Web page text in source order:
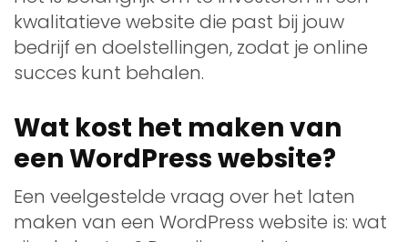
kwalitatieve website die past bij jouw
bedrijf en doelstellingen, zodat je online
succes kunt behalen.
Wat kost het maken van
een WordPress website?
Een veelgestelde vraag over het laten
maken van een WordPress website is: wat